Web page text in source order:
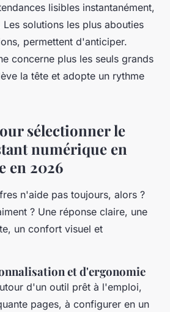
lisibles instantanément,
solutions les plus abouties
permettent d'anticiper.
concerne plus les seuls grands
la tête et adopte un rythme
sélectionner le
numérique en
en 2026
n'aide pas toujours, alors ?
? Une réponse claire, une
un confort visuel et
et d'ergonomie
d'un outil prêt à l'emploi,
pages, à configurer en un